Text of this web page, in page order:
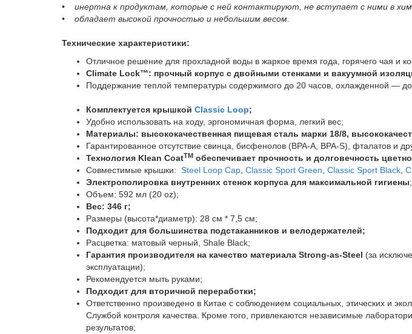
• инертна к продуктам, которые с ней контактируют, не вступает с ними в
• обладает высокой прочностью и небольшим весом.
Технические характеристики:
Отличное решение для прохладной воды в жаркое время года, горячего чая и
Climate Lock™: прочный корпус с двойными стенками и вакуумной
Поддержание теплой температуры содержимого до 20 часов, охлажденной — до
Комплектуется крышкой Classic Loop;
Удобно использовать на ходу, эргономичная форма, легкий вес;
Материалы: высококачественная пищевая сталь марки 18/8,
Гарантированное отсутствие свинца, бисфенолов (BPA-A, BPA-S), фталатов и
Технология Klean CoatTM обеспечивает прочность и долговечность
Совместимые крышки: Steel Loop Cap Classic Sport Green Classic Sport Black
Электрополировка внутренних стенок корпуса для максимальной гигиены;
Объем: 592 мл (20 oz);
Вес: 346 г;
Размеры (высота*диаметр): 28 см * 7,5 см;
Подходит для большинства подстаканников и велодержателей;
Расцветка: матовый черный, Shale Black;
Гарантия производителя на качество материала Strong-as-Steel (за
эксплуатации);
Рекомендуется мыть руками;
Подходит для вторичной переработки;
Ответственно произведено в Китае с соблюдением социальных, этических и
Службой контроля качества. Кроме того, привлекаются независимые
результатов;